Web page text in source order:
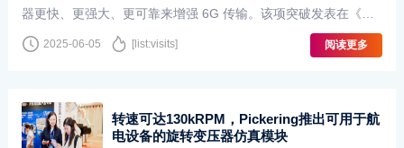
器更快、更强大、更可靠来增强 6G 传输。该项突破发表在《自
然电子学》杂志上，利用多通道 GaN 晶体管中的锁存效···
2025-06-05 [list:visits] 阅读更多
转速可达130kRPM，Pickering推出可用于航
电设备的旋转变压器仿真模块